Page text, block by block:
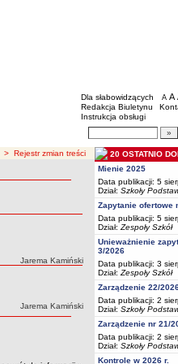
BIP -
Menu dodatkowe
Dla słabowidzących A A
Redakcja Biuletynu
Instrukcja obsługi
Wyszukiwarka artykułów
> Rejestr zmian treści
Autor:
Jarema Kamiński
Autor:
Jarema Kamiński
20 OSTATNIO
Mienie 2025
Data publikacji: 5
Dział: Szkoły
Zapytanie ofertowe
Data publikacji: 5
Dział: Zespoły Szkół
Unieważnienie
3/2026
Data publikacji: 3
Dział: Zespoły Szkół
Zarządzenie 22/
Data publikacji: 2
Dział: Szkoły
Zarządzenie nr 21/
Data publikacji: 2
Dział: Szkoły
Kontrole w 2026 r.